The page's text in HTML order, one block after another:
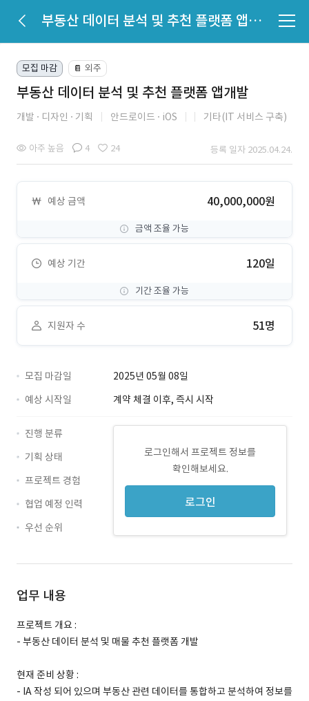
부동산 데이터 분석 및 추천 플랫폼 앱개발
모집 마감 📔 외주
부동산 데이터 분석 및 추천 플랫폼 앱개발
개발 디자인 기획 안드로이드 iOS 기타(IT 서비스 구축)
아주 높음 4 24 등록 일자 2025.04.24.
예상 금액 40,000,000원
금액 조율 가능
예상 기간 120일
기간 조율 가능
지원자 수 51명
모집 마감일
2025년 05월 08일
예상 시작일
계약 체결 이후, 즉시 시작
로그인해서 프로젝트 정보를
확인해보세요.
로그인
진행 분류
기획 상태
프로젝트 경험
협업 예정 인력
우선 순위
업무 내용
프로젝트 개요 :
- 부동산 데이터 분석 및 매물 추천 플랫폼 개발
현재 준비 상황 :
- IA 작성 되어 있으며 부동산 관련 데이터를 통합하고 분석하여 정보를